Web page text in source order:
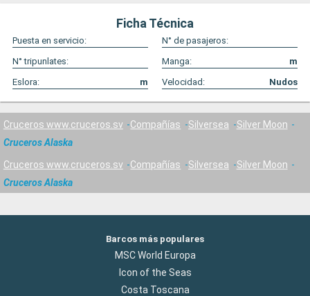
Ficha Técnica
Puesta en servicio:
N° de pasajeros:
N° tripunlates:
Manga:
m
Eslora:
m Velocidad: Nudos
Cruceros www.cruceros.sv Compañías Silversea
Silver Moon
Cruceros Alaska
Cruceros www.cruceros.sv Compañías Silversea
Silver Moon
Cruceros Alaska
Barcos más populares
MSC World Europa
Icon of the Seas
Costa Toscana